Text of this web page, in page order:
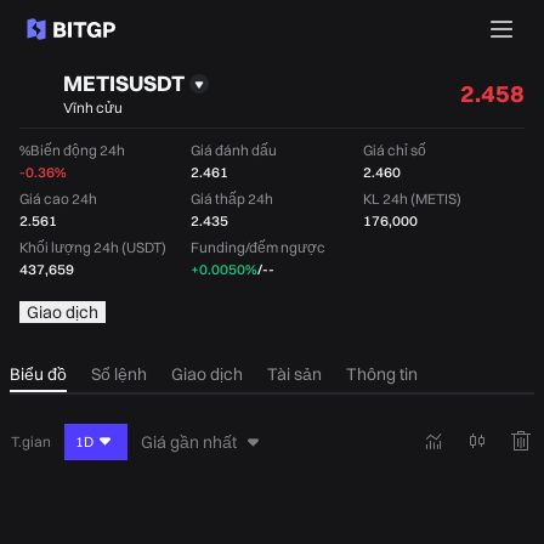
METISUSDT
Vĩnh cửu 2.458
%Biến động 24h
-0.36%
Giá đánh dấu
2.461
Giá chỉ số
2.460
Giá cao 24h
2.561
Giá thấp 24h
2.435
KL 24h (METIS)
176,000
Khối lượng 24h (USDT)
437,659
Funding/đếm ngược
+0.0050%/--
Giao dịch
Biểu đồ Sổ lệnh Giao dịch Tài sản Thông tin
T.gian 1D Giá gần nhất